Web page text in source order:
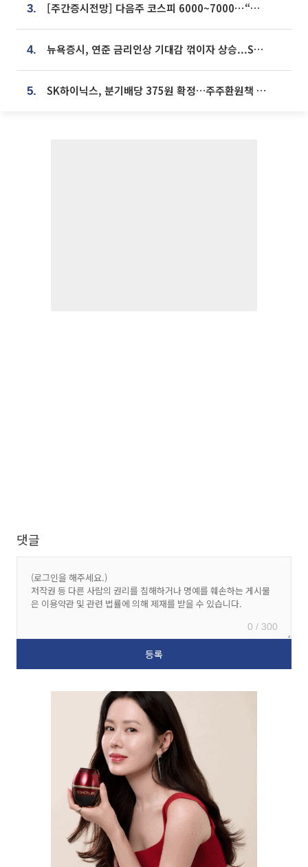
3. [주간증시전망] 다음주 코스피 6000~7000⋯“外人 수급은 정책이 변수”
4. 뉴욕증시, 연준 금리인상 기대감 꺾이자 상승...S&P500 사상 최고치 [종합]
5. SK하이닉스, 분기배당 375원 확정…주주환원책 9월로 앞당겨 발표
댓글
0 / 300